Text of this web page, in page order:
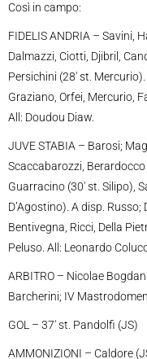
Così in campo:
FIDELIS ANDRIA – Savini,
Dalmazzi, Ciotti, Djibril,
Persichini (28′ st.
Graziano, Orfei, Mercurio,
All: Doudou Diaw.
JUVE STABIA – Barosi;
Scaccabarozzi, Berardocco
Guarracino (30′ st. Silipo),
D’Agostino). A disp. Russo;
Bentivegna, Ricci, Della
Peluso. All: Leonardo
ARBITRO – Nicolae
Barcherini; IV
GOL – 37′ st. Pandolfi (JS)
AMMONIZIONI – Caldore